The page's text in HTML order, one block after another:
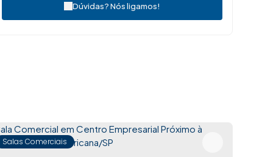
Dúvidas? Nós ligamos!
Salas Comerciais